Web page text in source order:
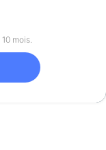
mois.